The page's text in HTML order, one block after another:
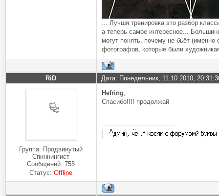
... Лучшя тренировка это разбор
а теперь самое интересное...
могут понять, почему не бьёт (именно
фотографов, которые были
RiD Дата: Понедельник, 11.10.2010,
Группа: Продвинутый
Спиннингист
Сообщений:755
Статус:Offline
Hefring,
Спасибо!!!! продолжай